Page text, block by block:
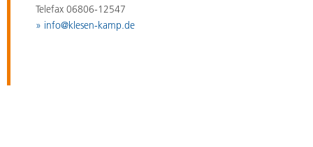
Telefax 06806-12547
» info@klesen-kamp.de